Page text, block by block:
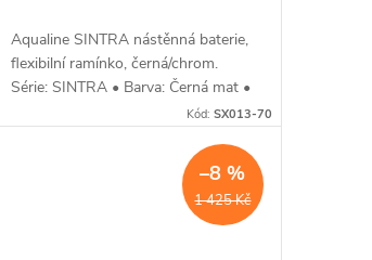
Aqualine SINTRA nástěnná baterie,
flexibilní ramínko, černá/chrom.
Série: SINTRA • Barva: Černá mat •
Materiál: Mosaz • Tvar: Kruhové •
Kód: SX013-70
1 425 Kč
–8 %